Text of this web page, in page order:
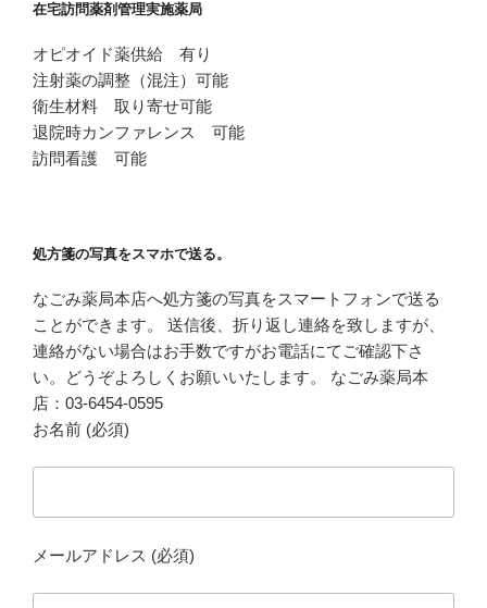
在宅訪問薬剤管理実施薬局
オピオイド薬供給 有り
注射薬の調整（混注）可能
衛生材料 取り寄せ可能
退院時カンファレンス 可能
訪問看護 可能
処方箋の写真をスマホで送る。
なごみ薬局本店へ処方箋の写真をスマートフォンで送る
ことができます。 送信後、折り返し連絡を致しますが、
連絡がない場合はお手数ですがお電話にてご確認下さ
い。どうぞよろしくお願いいたします。 なごみ薬局本
店：03-6454-0595
お名前 (必須)
メールアドレス (必須)